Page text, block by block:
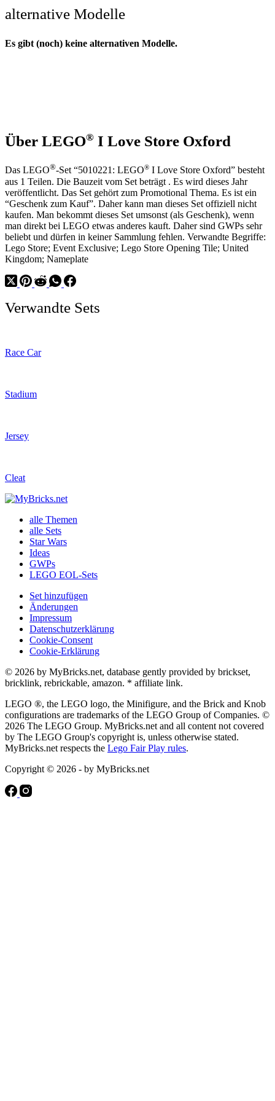
alternative Modelle
Es gibt (noch) keine alternativen Modelle.
Über LEGO® I Love Store Oxford
Das LEGO®-Set “5010221: LEGO® I Love Store Oxford” besteht
aus 1 Teilen. Die Bauzeit vom Set beträgt . Es wird dieses Jahr
veröffentlicht. Das Set gehört zum Promotional Thema. Es ist ein
“Geschenk zum Kauf”. Daher kann man dieses Set offiziell nicht
kaufen. Man bekommt dieses Set umsonst (als Geschenk), wenn
man direkt bei LEGO etwas anderes kauft. Daher sind GWPs sehr
beliebt und dürfen in keiner Sammlung fehlen. Verwandte Begriffe:
Lego Store; Event Exclusive; Lego Store Opening Tile; United
Kingdom; Nameplate
Verwandte Sets
Race Car
Stadium
Jersey
Cleat
alle Themen
alle Sets
Star Wars
Ideas
GWPs
LEGO EOL-Sets
Set hinzufügen
Änderungen
Impressum
Datenschutzerklärung
Cookie-Consent
Cookie-Erklärung
© 2026 by MyBricks.net, database gently provided by brickset,
bricklink, rebrickable, amazon. * affiliate link.
LEGO ®, the LEGO logo, the Minifigure, and the Brick and Knob
configurations are trademarks of the LEGO Group of Companies. ©
2026 The LEGO Group. MyBricks.net and all content not covered
by The LEGO Group's copyright is, unless otherwise stated.
MyBricks.net respects the Lego Fair Play rules.
Copyright © 2026 - by MyBricks.net